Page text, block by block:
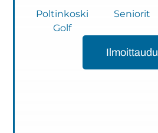
Poltinkoski
Golf
Seniorit
Ilmoittaudu